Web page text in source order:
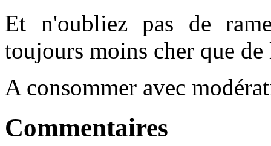
Et n'oubliez pas de
toujours moins cher que de
A consommer avec
Commentaires